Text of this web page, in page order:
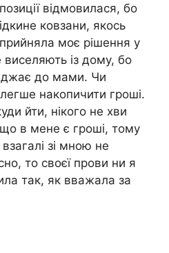
відмовилася, бо
ковзани, якось
моє рішення у
із дому, бо
до мами. Чи
накопичити гроші.
йти, нікого не хви
в мене є гроші, тому
зі мною не
то своєї прови ни я
так, як вважала за